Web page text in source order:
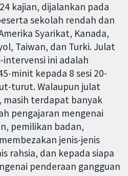
kajian, dijalankan pada
sekolah rendah dan
Syarikat, Kanada,
Taiwan, dan Turki. Julat
intervensi ini adalah
minit kepada 8 sesi 20-
turut. Walaupun julat
masih terdapat banyak
pengajaran mengenai
pemilikan badan,
jenis-jenis
rahsia, dan kepada siapa
penderaan gangguan